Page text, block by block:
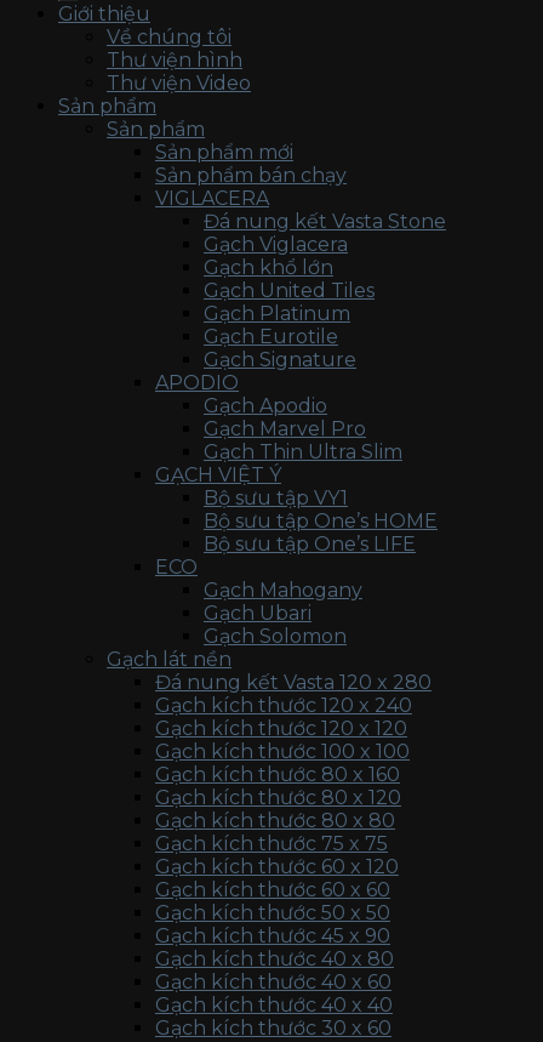
Giới thiệu
Về chúng tôi
Thư viện hình
Thư viện Video
Sản phẩm
Sản phẩm
Sản phẩm mới
Sản phẩm bán chạy
VIGLACERA
Đá nung kết Vasta Stone
Gạch Viglacera
Gạch khổ lớn
Gạch United Tiles
Gạch Platinum
Gạch Eurotile
Gạch Signature
APODIO
Gạch Apodio
Gạch Marvel Pro
Gạch Thin Ultra Slim
GẠCH VIỆT Ý
Bộ sưu tập VY1
Bộ sưu tập One’s HOME
Bộ sưu tập One’s LIFE
ECO
Gạch Mahogany
Gạch Ubari
Gạch Solomon
Gạch lát nền
Đá nung kết Vasta 120 x 280
Gạch kích thước 120 x 240
Gạch kích thước 120 x 120
Gạch kích thước 100 x 100
Gạch kích thước 80 x 160
Gạch kích thước 80 x 120
Gạch kích thước 80 x 80
Gạch kích thước 75 x 75
Gạch kích thước 60 x 120
Gạch kích thước 60 x 60
Gạch kích thước 50 x 50
Gạch kích thước 45 x 90
Gạch kích thước 40 x 80
Gạch kích thước 40 x 60
Gạch kích thước 40 x 40
Gạch kích thước 30 x 60